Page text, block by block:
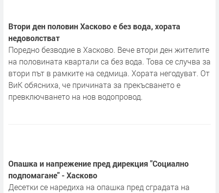
Втори ден половин Хасково е без вода, хората
недоволстват
Поредно безводие в Хасково. Вече втори ден жителите
на половината квартали са без вода. Това се случва за
втори път в рамките на седмица. Хората негодуват. От
ВиК обясниха, че причината за прекъсването е
превключването на нов водопровод.
Опашка и напрежение пред дирекция "Социално
подпомагане" - Хасково
Десетки се наредиха на опашка пред сградата на